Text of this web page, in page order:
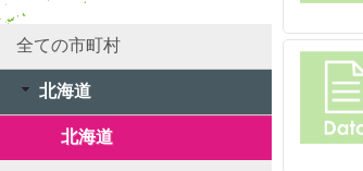
全ての市町村
北海道
北海道